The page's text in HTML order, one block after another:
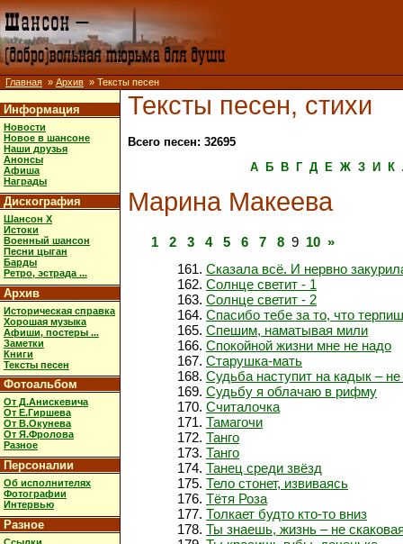
Главная » Архив » Тексты песен
Информация
Новости
Новое в шансоне
Наши друзья
Анонсы
Афиша
Награды
Дискография
Шансон X
Истоки
Военный шансон
Песни цыган
Барды
Ретро, эстрада ...
Архив
Историческая справка
Хорошая музыка
Афиши, постеры ...
Заметки
Книги
Тексты песен
Фотоальбом
От Д.Анискевича
От Е.Гиршева
От В.Окунева
От Я.Фролова
Разное
Персоналии
Об исполнителях
Фотографии
Интервью
Разное
Тексты песен, стихи
Всего песен: 32695
А
Б В Г Д Е Ж З И К
Марина Макеева
1 2 3 4 5 6 7 8 9 10 »
Сказала всё. И нервно
Солнце светит - 1
Солнце светит - 2
Спасибо тебе за то, что
Спешим, наматывая мили
Спокойной жизни мне не надо
Старушка-мать
Судьба наступит на кадык –
Судьбу я облачаю в рифму
Считалочка
Тамагочи
Танго
Танго
Танец среди звёзд
Тело стонет, извиваясь
Тётя Роза
Толкает будто кто-то вниз
Ты знаешь, жизнь – не